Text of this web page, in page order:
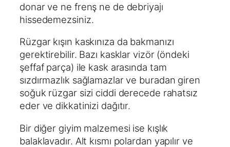
donar ve ne frenş ne de debriyajı
hissedemezsiniz.
Rüzgar kışın kaskınıza da bakmanızı
gerektirebilir. Bazı kasklar vizör (öndeki
şeffaf parça) ile kask arasında tam
sızdırmazlık sağlamazlar ve buradan giren
soğuk rüzgar sizi ciddi derecede rahatsız
eder ve dikkatinizi dağıtır.
Bir diğer giyim malzemesi ise kışlık
balaklavadır. Alt kısmı polardan yapılır ve